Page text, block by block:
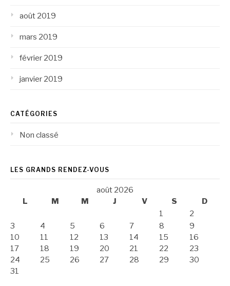
août 2019
mars 2019
février 2019
janvier 2019
CATÉGORIES
Non classé
LES GRANDS RENDEZ-VOUS
août 2026
L
M M J V S
D
1
2
3
4 5 6 7 8
9
10
11 12 13 14 15
16
17
18 19 20 21 22
23
24
25 26 27 28 29
30
31